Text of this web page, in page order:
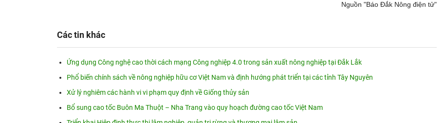
Nguồn "Báo Đắk Nông điện tử"
Các tin khác
Ứng dụng Công nghệ cao thời cách mạng Công nghiệp 4.0 trong sản xuất nông nghiệp tại Đắk Lắk
Phổ biến chính sách về nông nghiệp hữu cơ Việt Nam và định hướng phát triển tại các tỉnh Tây Nguyên
Xử lý nghiêm các hành vi vi phạm quy định về Giống thủy sản
Bổ sung cao tốc Buôn Ma Thuột – Nha Trang vào quy hoạch đường cao tốc Việt Nam